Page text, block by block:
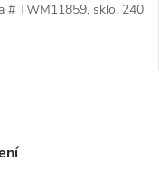
# TWM11859, sklo, 240